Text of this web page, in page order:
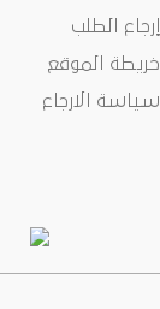
إرجاع الطلب
خريطة الموقع
سياسة الارجاع